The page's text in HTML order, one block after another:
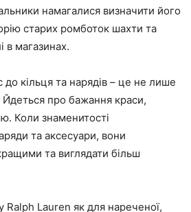
намагалися визначити його
старих ромботок шахти та
в магазинах.
кільця та нарядів – це не лише
Йдеться про бажання краси,
Коли знаменитості
та аксесуари, вони
та виглядати більш
Ralph Lauren як для нареченої,